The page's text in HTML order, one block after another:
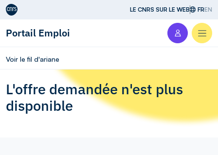
Aller au contenu LE CNRS SUR LE WEB FREN
Portail Emploi
Voir le fil d'ariane
L'offre demandée n'est plus
disponible